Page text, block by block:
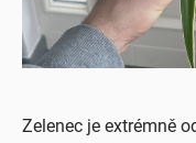
Zelenec je extrémně